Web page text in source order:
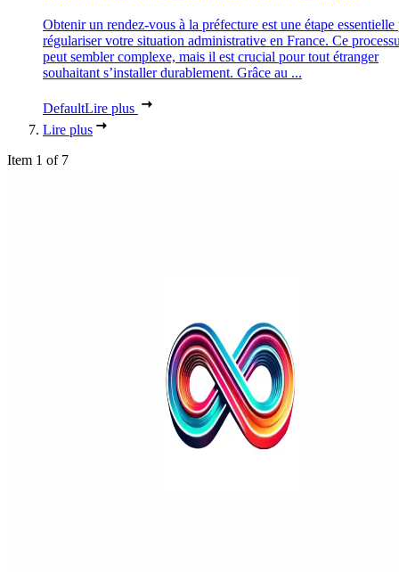
Obtenir un rendez-vous à la préfecture est une étape essentielle
régulariser votre situation administrative en France. Ce
peut sembler complexe, mais il est crucial pour tout étranger
souhaitant s’installer durablement. Grâce au ...
DefaultLire plus
Lire plus
Item 1 of 7